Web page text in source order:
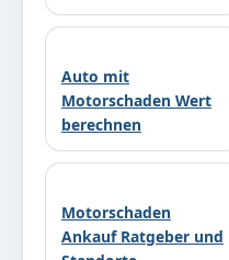
Auto mit
Motorschaden Wert
berechnen
Motorschaden
Ankauf Ratgeber und